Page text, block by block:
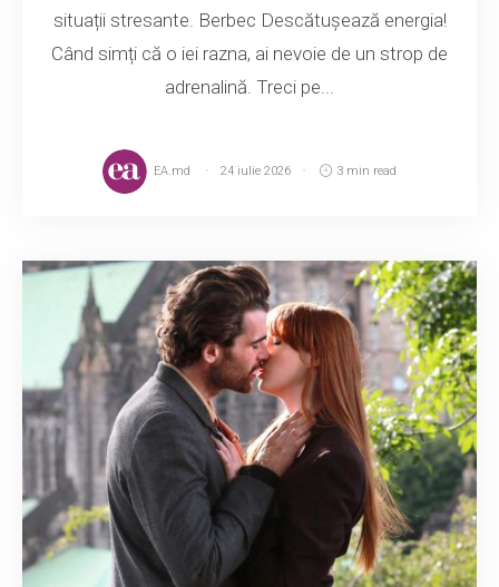
situații stresante. Berbec Descătușează energia!
Când simți că o iei razna, ai nevoie de un strop de
adrenalină. Treci pe...
EA.md 24 iulie 2026 3 min read